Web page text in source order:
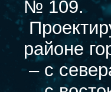
№ 109.
районе
– с